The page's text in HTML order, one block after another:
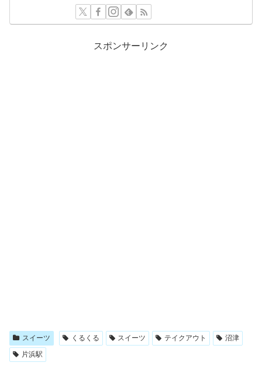
スポンサーリンク
スイーツ くるくる スイーツ テイクアウト
沼津
片浜駅